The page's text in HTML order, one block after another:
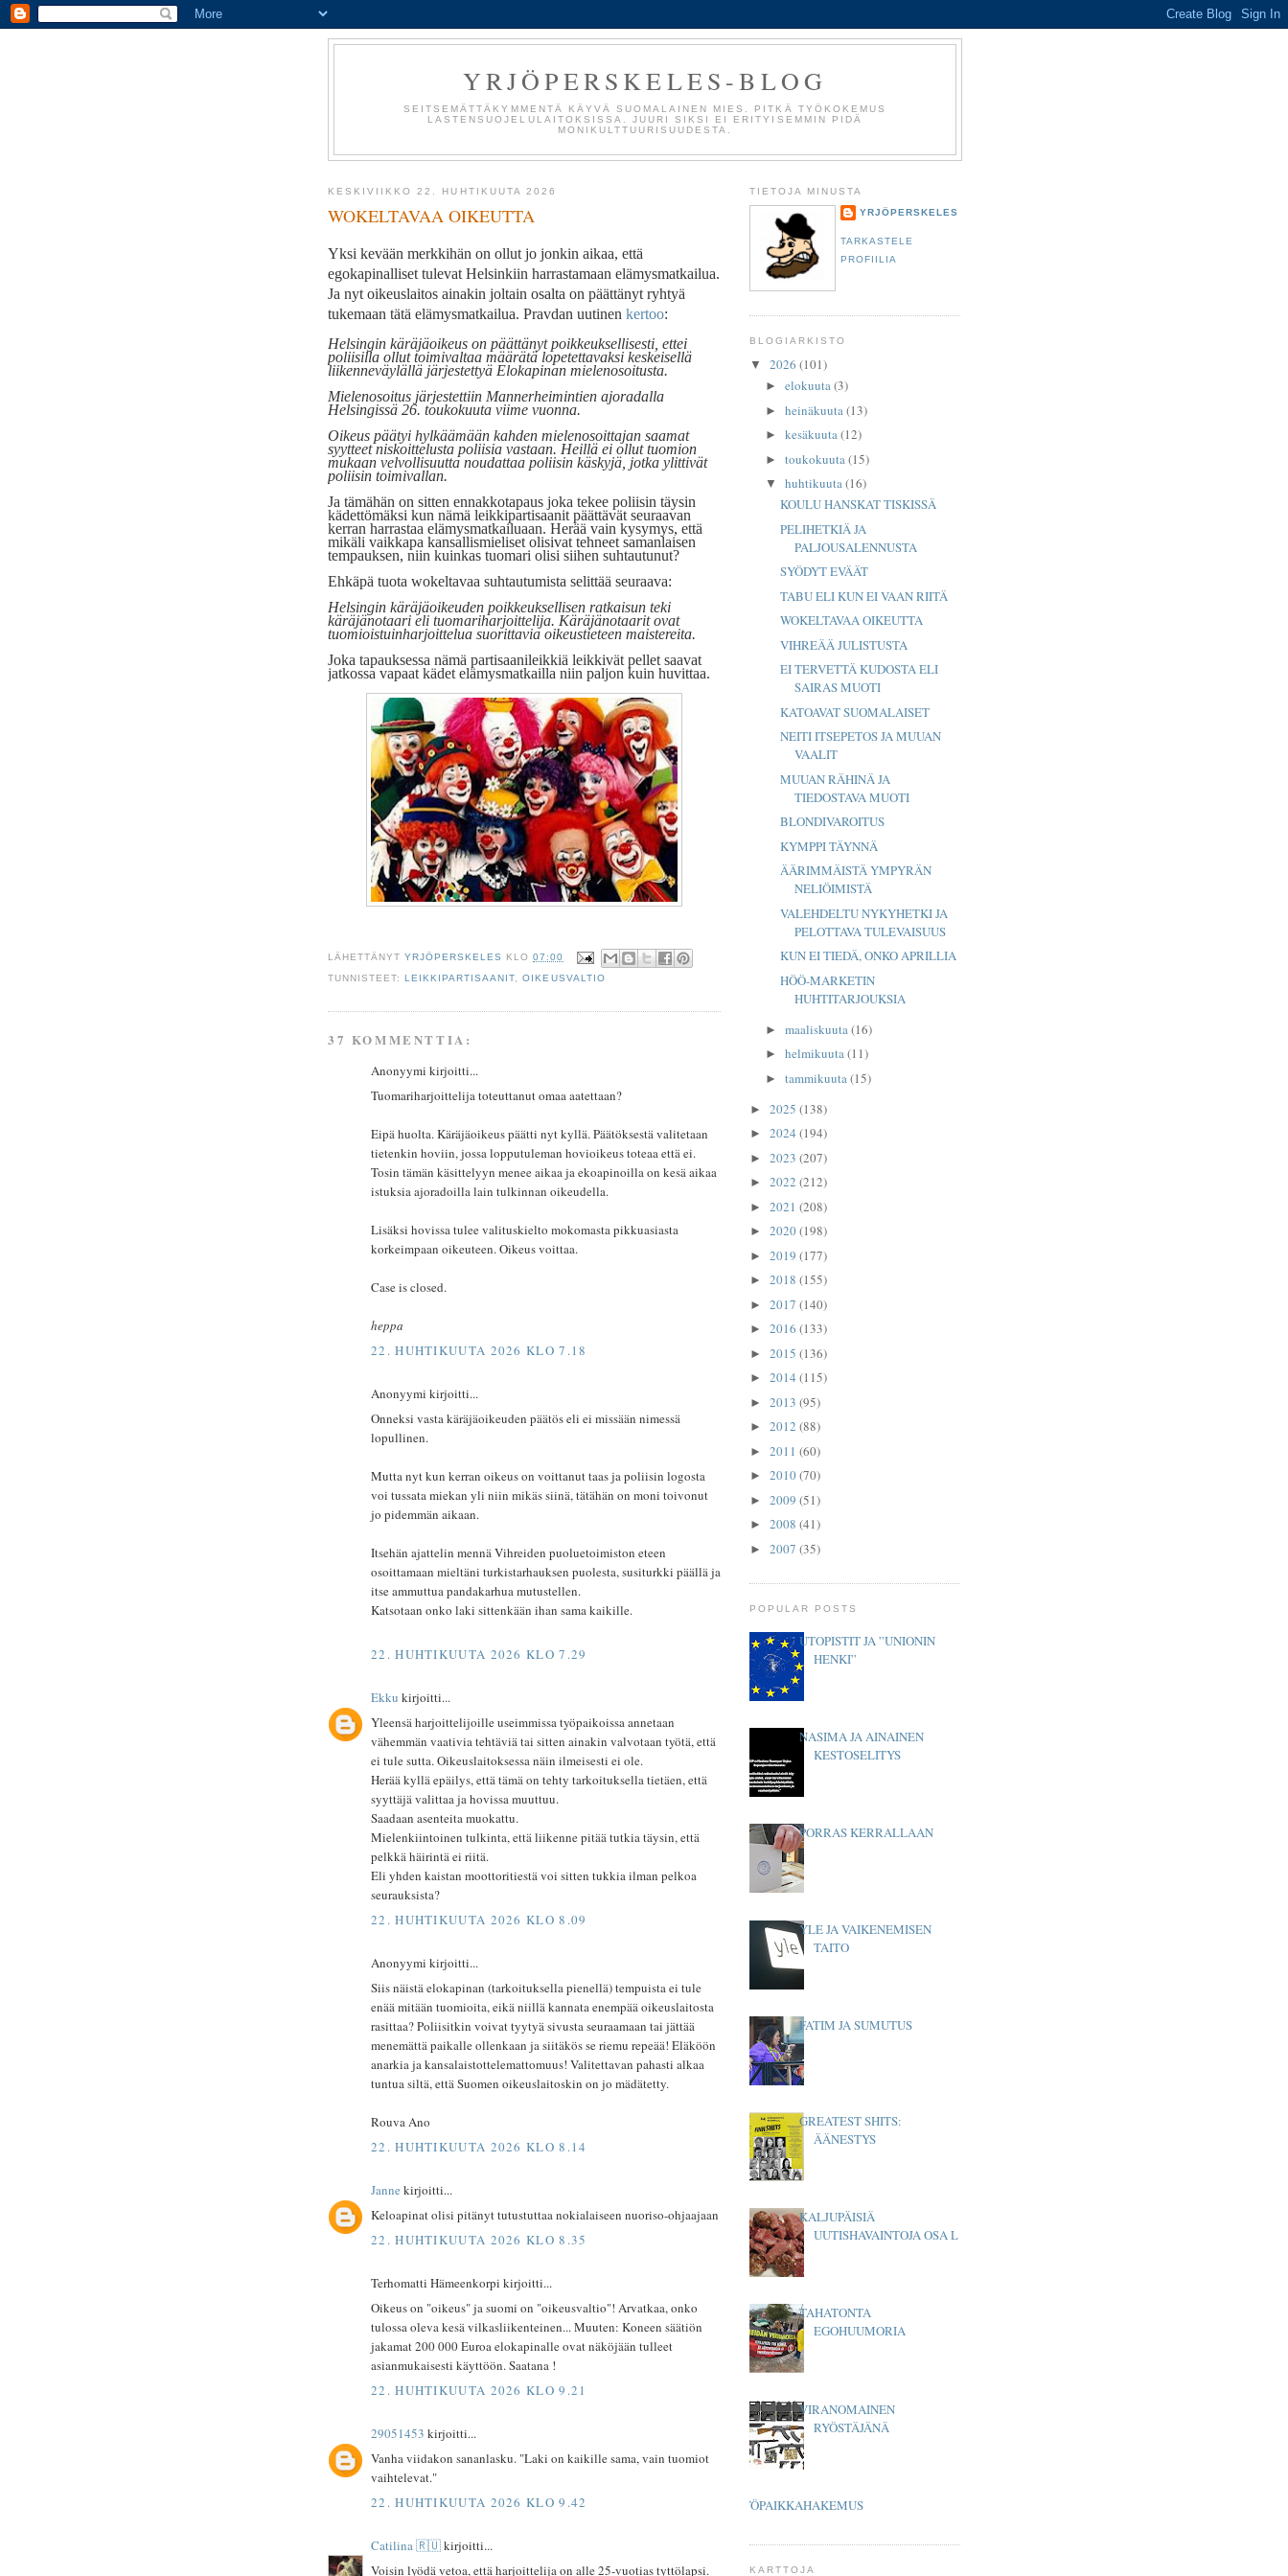
YRJÖPERSKELES-BLOG
SEITSEMÄTTÄKYMMENTÄ KÄYVÄ SUOMALAINEN MIES. PITKÄ TYÖKOKEMUS
LASTENSUOJELULAITOKSISSA. JUURI SIKSI EI ERITYISEMMIN PIDÄ
MONIKULTTUURISUUDESTA.
KESKIVIIKKO 22. HUHTIKUUTA 2026
WOKELTAVAA OIKEUTTA
Yksi kevään merkkihän on ollut jo jonkin aikaa, että
egokapinalliset tulevat Helsinkiin harrastamaan elämysmatkailua.
Ja nyt oikeuslaitos ainakin joltain osalta on päättänyt ryhtyä
tukemaan tätä elämysmatkailua. Pravdan uutinen kertoo:
Helsingin käräjäoikeus on päättänyt poikkeuksellisesti, ettei
poliisilla ollut toimivaltaa määrätä lopetettavaksi keskeisellä
liikenneväylällä järjestettyä Elokapinan mielenosoitusta.
Mielenosoitus järjestettiin Mannerheimintien ajoradalla
Helsingissä 26. toukokuuta viime vuonna.
Oikeus päätyi hylkäämään kahden mielenosoittajan saamat
syytteet niskoittelusta poliisia vastaan. Heillä ei ollut tuomion
mukaan velvollisuutta noudattaa poliisin käskyjä, jotka ylittivät
poliisin toimivallan.
Ja tämähän on sitten ennakkotapaus joka tekee poliisin täysin
kädettömäksi kun nämä leikkipartisaanit päättävät seuraavan
kerran harrastaa elämysmatkailuaan. Herää vain kysymys, että
mikäli vaikkapa kansallismieliset olisivat tehneet samanlaisen
tempauksen, niin kuinkas tuomari olisi siihen suhtautunut?
Ehkäpä tuota wokeltavaa suhtautumista selittää seuraava:
Helsingin käräjäoikeuden poikkeuksellisen ratkaisun teki
käräjänotaari eli tuomariharjoittelija. Käräjänotaarit ovat
tuomioistuinharjoittelua suorittavia oikeustieteen maistereita.
Joka tapauksessa nämä partisaanileikkiä leikkivät pellet saavat
jatkossa vapaat kädet elämysmatkailla niin paljon kuin huvittaa.
LÄHETTÄNYTYRJÖPERSKELES KLO07:00
TUNNISTEET:LEIKKIPARTISAANIT,OIKEUSVALTIO
37 KOMMENTTIA:
Anonyymi kirjoitti...
Tuomariharjoittelija toteuttanut omaa aatettaan?
Eipä huolta. Käräjäoikeus päätti nyt kyllä. Päätöksestä valitetaan
tietenkin hoviin, jossa lopputuleman hovioikeus toteaa että ei.
Tosin tämän käsittelyyn menee aikaa ja ekoapinoilla on kesä aikaa
istuksia ajoradoilla lain tulkinnan oikeudella.
Lisäksi hovissa tulee valituskielto mokomasta pikkuasiasta
korkeimpaan oikeuteen. Oikeus voittaa.
Case is closed.
heppa
22. HUHTIKUUTA 2026 KLO 7.18
Anonyymi kirjoitti...
Onneksi vasta käräjäoikeuden päätös eli ei missään nimessä
lopullinen.
Mutta nyt kun kerran oikeus on voittanut taas ja poliisin logosta
voi tussata miekan yli niin mikäs siinä, tätähän on moni toivonut
jo pidemmän aikaan.
Itsehän ajattelin mennä Vihreiden puoluetoimiston eteen
osoittamaan mieltäni turkistarhauksen puolesta, susiturkki päällä ja
itse ammuttua pandakarhua mutustellen.
Katsotaan onko laki sittenkään ihan sama kaikille.
22. HUHTIKUUTA 2026 KLO 7.29
Ekku kirjoitti...
Yleensä harjoittelijoille useimmissa työpaikoissa annetaan
vähemmän vaativia tehtäviä tai sitten ainakin valvotaan työtä, että
ei tule sutta. Oikeuslaitoksessa näin ilmeisesti ei ole.
Herää kyllä epäilys, että tämä on tehty tarkoituksella tietäen, että
syyttäjä valittaa ja hovissa muuttuu.
Saadaan asenteita muokattu.
Mielenkiintoinen tulkinta, että liikenne pitää tutkia täysin, että
pelkkä häirintä ei riitä.
Eli yhden kaistan moottoritiestä voi sitten tukkia ilman pelkoa
seurauksista?
22. HUHTIKUUTA 2026 KLO 8.09
Anonyymi kirjoitti...
Siis näistä elokapinan (tarkoituksella pienellä) tempuista ei tule
enää mitään tuomioita, eikä niillä kannata enempää oikeuslaitosta
rasittaa? Poliisitkin voivat tyytyä sivusta seuraamaan tai jättää
menemättä paikalle ollenkaan ja siitäkös se riemu repeää! Eläköön
anarkia ja kansalaistottelemattomuus! Valitettavan pahasti alkaa
tuntua siltä, että Suomen oikeuslaitoskin on jo mädätetty.
Rouva Ano
22. HUHTIKUUTA 2026 KLO 8.14
Janne kirjoitti...
Keloapinat olisi pitänyt tutustuttaa nokialaiseen nuoriso-ohjaajaan
22. HUHTIKUUTA 2026 KLO 8.35
Terhomatti Hämeenkorpi kirjoitti...
Oikeus on "oikeus" ja suomi on "oikeusvaltio"! Arvatkaa, onko
tulossa oleva kesä vilkasliikenteinen... Muuten: Koneen säätiön
jakamat 200 000 Euroa elokapinalle ovat näköjään tulleet
asianmukaisesti käyttöön. Saatana !
22. HUHTIKUUTA 2026 KLO 9.21
29051453 kirjoitti...
Vanha viidakon sananlasku. "Laki on kaikille sama, vain tuomiot
vaihtelevat."
22. HUHTIKUUTA 2026 KLO 9.42
Catilina 🇷🇺kirjoitti...
Voisin lyödä vetoa, että harjoittelija on alle 25-vuotias tyttölapsi.
TIETOJA MINUSTA
YRJÖPERSKELES
TARKASTELE
PROFIILIA
BLOGIARKISTO
▼ 2026 (101)
► elokuuta(3)
► heinäkuuta(13)
► kesäkuuta(12)
► toukokuuta(15)
▼ huhtikuuta(16)
KOULU HANSKAT TISKISSÄ
PELIHETKIÄ JA
PALJOUSALENNUSTA
SYÖDYT EVÄÄT
TABU ELI KUN EI VAAN RIITÄ
WOKELTAVAA OIKEUTTA
VIHREÄÄ JULISTUSTA
EI TERVETTÄ KUDOSTA ELI
SAIRAS MUOTI
KATOAVAT SUOMALAISET
NEITI ITSEPETOS JA MUUAN
VAALIT
MUUAN RÄHINÄ JA
TIEDOSTAVA MUOTI
BLONDIVAROITUS
KYMPPI TÄYNNÄ
ÄÄRIMMÄISTÄ YMPYRÄN
NELIÖIMISTÄ
VALEHDELTU NYKYHETKI JA
PELOTTAVA TULEVAISUUS
KUN EI TIEDÄ, ONKO APRILLIA
HÖÖ-MARKETIN
HUHTITARJOUKSIA
► maaliskuuta(16)
► helmikuuta(11)
► tammikuuta(15)
► 2025 (138)
► 2024 (194)
► 2023 (207)
► 2022 (212)
► 2021 (208)
► 2020(198)
► 2019 (177)
► 2018 (155)
► 2017 (140)
► 2016 (133)
► 2015 (136)
► 2014 (115)
► 2013 (95)
► 2012 (88)
► 2011 (60)
► 2010(70)
► 2009 (51)
► 2008 (41)
► 2007 (35)
POPULAR POSTS
UTOPISTIT JA ”UNIONIN
HENKI”
NASIMA JA AINAINEN
KESTOSELITYS
PORRAS KERRALLAAN
YLE JA VAIKENEMISEN
TAITO
FATIM JA SUMUTUS
GREATEST SHITS:
ÄÄNESTYS
KALJUPÄISIÄ
UUTISHAVAINTOJA OSA L
TAHATONTA
EGOHUUMORIA
VIRANOMAINEN
RYÖSTÄJÄNÄ
TYÖPAIKKAHAKEMUS
KARTTOJA